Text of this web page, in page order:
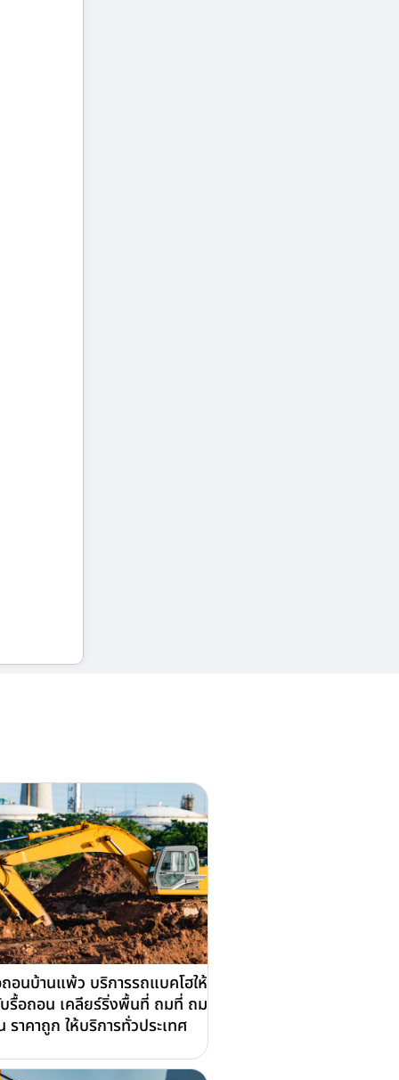
อนบ้านแพ้ว บริการรถแบคโฮให้
บรื้อถอน เคลียร์ริ่งพื้นที่ ถมที่ ถม
ราคาถูก ให้บริการทั่วประเทศ